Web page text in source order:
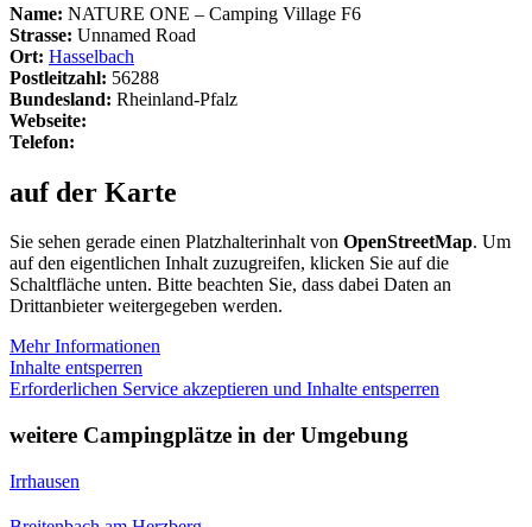
Name: NATURE ONE – Camping Village F6
Strasse: Unnamed Road
Ort: Hasselbach
Postleitzahl: 56288
Bundesland: Rheinland-Pfalz
Webseite:
Telefon:
auf der Karte
Sie sehen gerade einen Platzhalterinhalt von OpenStreetMap. Um
auf den eigentlichen Inhalt zuzugreifen, klicken Sie auf die
Schaltfläche unten. Bitte beachten Sie, dass dabei Daten an
Drittanbieter weitergegeben werden.
Mehr Informationen
Inhalte entsperren
Erforderlichen Service akzeptieren und Inhalte entsperren
weitere Campingplätze in der Umgebung
Irrhausen